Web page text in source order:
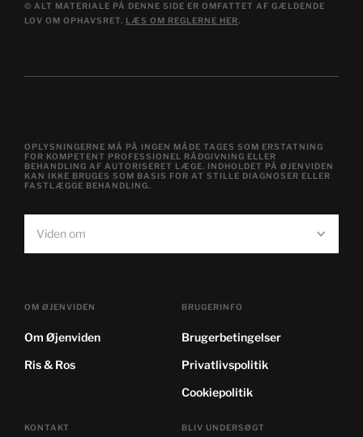
© ALT MATERIALE PÅ DENNE SIDE ER OMFATTET AF GÆLDENDE
LOV OM OPHAVSRET. LÆS OM REGLERNE HER.
Viden om
OPLYSNINGERNE MÅ PÅ INGEN MÅDE TAGES SOM ERSTATNING
FOR KOMPETENT PROFESSIONEL RÅDGIVNING ELLER
BEHANDLING AF AUTORISERET LÆGE. INDHOLDET PÅ ØJENVIDEN
KAN IKKE BRUGES SOM BASIS FOR AT STILLE DIAGNOSER ELLER
FASTLÆGGE BEHANDLING.
OM ØJENVIDEN
Om Øjenviden
Ris & Ros
BRUGERINFO
Brugerbetingelser
Privatlivspolitik
Cookiepolitik
KONTAKT BLIV UNDERSØGT